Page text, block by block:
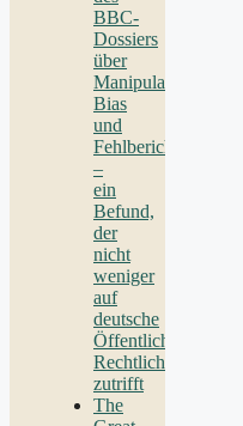
BBC-
Dossiers
über
Manipulation,
Bias
und
Fehlberichterstattung
–
ein
Befund,
der
nicht
weniger
auf
deutsche
Öffentlich-
Rechtliche
zutrifft
The